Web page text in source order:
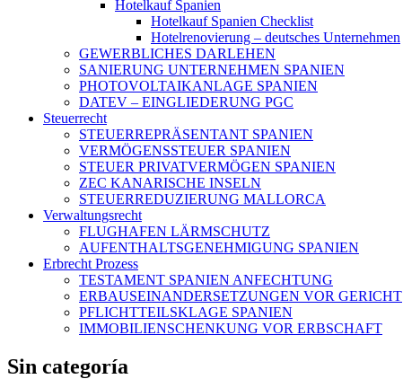
Hotelkauf Spanien
Hotelkauf Spanien Checklist
Hotelrenovierung – deutsches Unternehmen
GEWERBLICHES DARLEHEN
SANIERUNG UNTERNEHMEN SPANIEN
PHOTOVOLTAIKANLAGE SPANIEN
DATEV – EINGLIEDERUNG PGC
Steuerrecht
STEUERREPRÄSENTANT SPANIEN
VERMÖGENSSTEUER SPANIEN
STEUER PRIVATVERMÖGEN SPANIEN
ZEC KANARISCHE INSELN
STEUERREDUZIERUNG MALLORCA
Verwaltungsrecht
FLUGHAFEN LÄRMSCHUTZ
AUFENTHALTSGENEHMIGUNG SPANIEN
Erbrecht Prozess
TESTAMENT SPANIEN ANFECHTUNG
ERBAUSEINANDERSETZUNGEN VOR GERICHT
PFLICHTTEILSKLAGE SPANIEN
IMMOBILIENSCHENKUNG VOR ERBSCHAFT
Sin categoría